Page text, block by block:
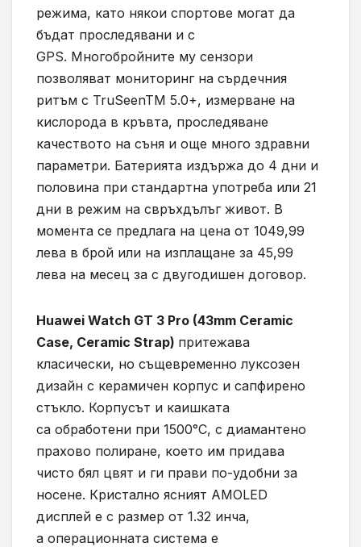
режима, като някои спортове могат да
бъдат проследявани и с
GPS. Многобройните му сензори
позволяват мониторинг на сърдечния
ритъм с TruSeenTM 5.0+, измерване на
кислорода в кръвта, проследяване
качеството на съня и още много здравни
параметри. Батерията издържа до 4 дни и
половина при стандартна употреба или 21
дни в режим на свръхдълъг живот. В
момента се предлага на цена от 1049,99
лева в брой или на изплащане за 45,99
лева на месец за с двугодишен договор.
Huawei Watch GT 3 Pro (43mm Ceramic
Case, Ceramic Strap) притежава
класически, но същевременно луксозен
дизайн с керамичен корпус и сапфирено
стъкло. Корпусът и каишката
са обработени при 1500°C, с диамантено
прахово полиране, което им придава
чисто бял цвят и ги прави по-удобни за
носене. Кристално ясният AMOLED
дисплей е с размер от 1.32 инча,
а операционната система е